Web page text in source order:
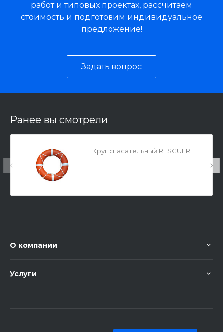
работ и типовых проектах, рассчитаем
стоимость и подготовим индивидуальное
предложение!
Задать вопрос
Ранее вы смотрели
Круг спасательный RESCUER
О компании
Услуги